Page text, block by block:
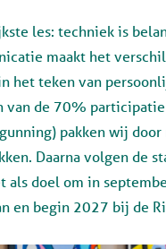
les: techniek is
maakt het
het teken van
van de 70%
pakken wij door
Daarna volgen de
als doel om in
en begin 2027 bij de